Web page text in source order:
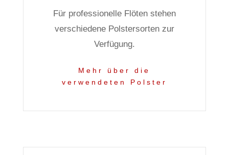
Für professionelle Flöten stehen
verschiedene Polstersorten zur
Verfügung.
Mehr über die
verwendeten Polster